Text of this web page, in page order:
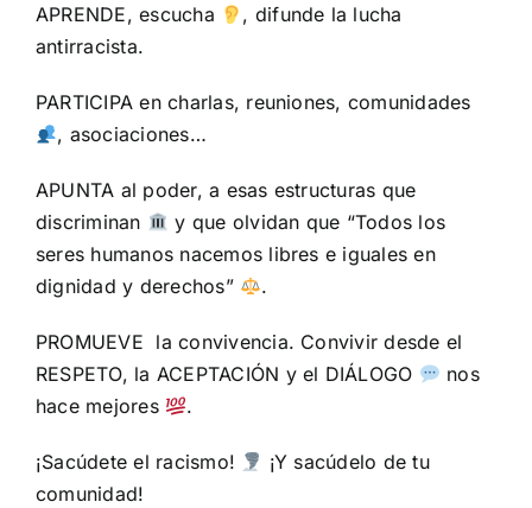
APRENDE, escucha
, difunde la lucha
antirracista.
PARTICIPA en charlas, reuniones, comunidades
, asociaciones…
APUNTA al poder, a esas estructuras que
discriminan
y que olvidan que “Todos los
seres humanos nacemos libres e iguales en
dignidad y derechos”
.
PROMUEVE la convivencia. Convivir desde el
RESPETO, la ACEPTACIÓN y el DIÁLOGO
nos
hace mejores
.
¡Sacúdete el racismo!
¡Y sacúdelo de tu
comunidad!